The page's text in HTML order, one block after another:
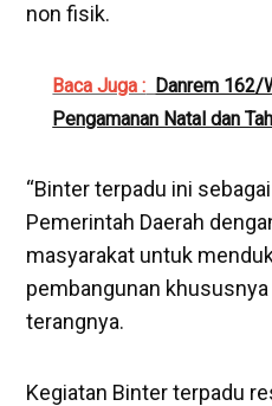
non fisik.
Baca Juga : Danrem 162/
Pengamanan Natal dan
“Binter terpadu ini
Pemerintah Daerah
masyarakat untuk
pembangunan khususnya
terangnya.
Kegiatan Binter terpadu